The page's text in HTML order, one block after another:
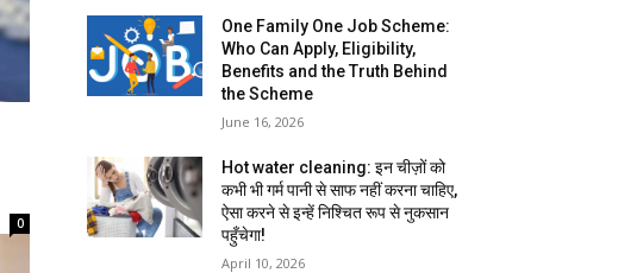
0
One Family One Job Scheme:
Who Can Apply, Eligibility,
Benefits and the Truth Behind
the Scheme
June 16, 2026
Hot water cleaning: इन चीज़ों को
कभी भी गर्म पानी से साफ नहीं करना चाहिए,
ऐसा करने से इन्हें निश्चित रूप से नुकसान
पहुँचेगा!
April 10, 2026